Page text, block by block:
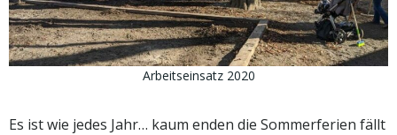
Arbeitseinsatz 2020
Es ist wie jedes Jahr… kaum enden die Sommerferien fällt